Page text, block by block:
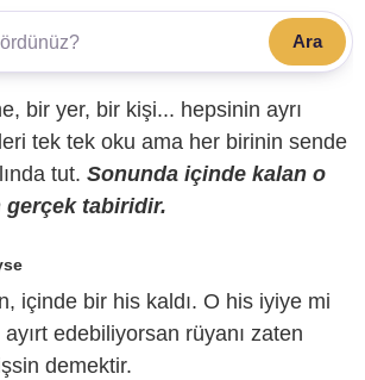
Ara
bir yer, bir kişi... hepsinin ayrı
tek tek oku ama her birinin sende
tut. Sonunda içinde kalan o
gerçek tabiridir.
içinde bir his kaldı. O his iyiye mi
edebiliyorsan rüyanı zaten
demektir.